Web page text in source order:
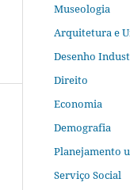
Museologia
Arquitetura e
Desenho
Direito
Economia
Demografia
Planejamento
Serviço Social